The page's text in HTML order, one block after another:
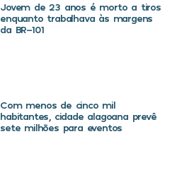
Jovem de 23 anos é morto a tiros
enquanto trabalhava às margens
da BR-101
Com menos de cinco mil
habitantes, cidade alagoana prevê
sete milhões para eventos